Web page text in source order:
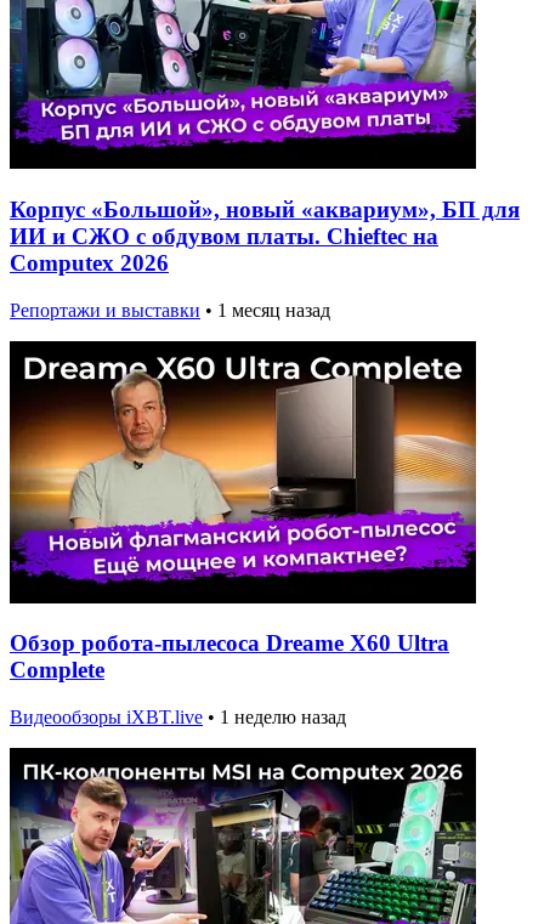
Корпус «Большой», новый «аквариум», БП для
ИИ и СЖО с обдувом платы. Chieftec на
Computex 2026
Репортажи и выставки • 1 месяц назад
Обзор робота-пылесоса Dreame X60 Ultra
Complete
Видеообзоры iXBT.live • 1 неделю назад